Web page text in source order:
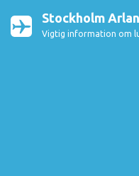
Stockholm
Vigtig information om